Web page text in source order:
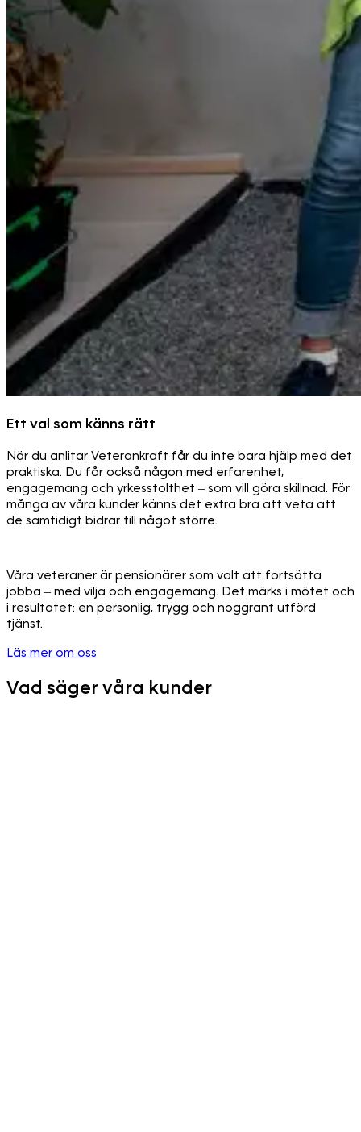
Ett val som känns rätt
När du anlitar Veterankraft får du inte bara hjälp med det
praktiska. Du får också någon med erfarenhet,
engagemang och yrkesstolthet – som vill göra skillnad. För
många av våra kunder känns det extra bra att veta att
de samtidigt bidrar till något större.
Våra veteraner är pensionärer som valt att fortsätta
jobba – med vilja och engagemang. Det märks i mötet och
i resultatet: en personlig, trygg och noggrant utförd
tjänst.
Läs mer om oss
Vad säger våra kunder